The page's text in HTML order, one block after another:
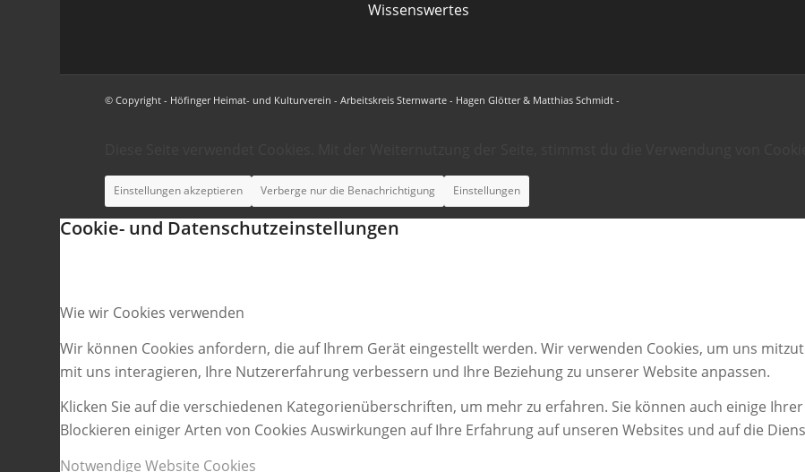
Wissenswertes
© Copyright - Höfinger Heimat- und Kulturverein - Arbeitskreis Sternwarte - Hagen Glötter & Matthias Schmidt -
Einstellungen akzeptieren Verberge nur die Benachrichtigung Einstellungen
Cookie- und Datenschutzeinstellungen
Wie wir Cookies verwenden
Wir können Cookies anfordern, die auf Ihrem Gerät eingestellt werden. Wir verwenden Cookies, um uns
mit uns interagieren, Ihre Nutzererfahrung verbessern und Ihre Beziehung zu unserer Website anpassen.
Klicken Sie auf die verschiedenen Kategorienüberschriften, um mehr zu erfahren. Sie können auch einige
Blockieren einiger Arten von Cookies Auswirkungen auf Ihre Erfahrung auf unseren Websites und auf die
Notwendige Website Cookies